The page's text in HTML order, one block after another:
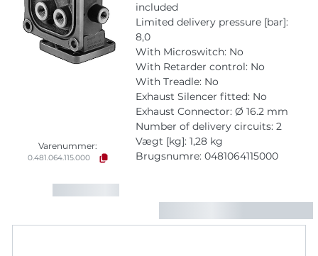
Varenummer:
0.481.064.115.000
included
Limited delivery pressure [bar]:
8,0
With Microswitch: No
With Retarder control: No
With Treadle: No
Exhaust Silencer fitted: No
Exhaust Connector: Ø 16.2 mm
Number of delivery circuits: 2
Vægt [kg]: 1,28 kg
Brugsnumre: 0481064115000